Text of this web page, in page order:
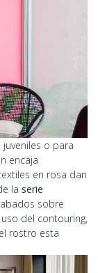
o para
encaja
en rosa dan
la serie
sobre
del contouring,
rostro esta